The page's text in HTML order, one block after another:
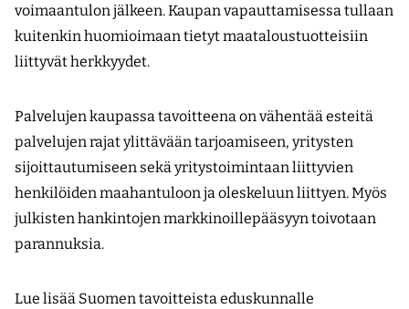
voimaantulon jälkeen. Kaupan vapauttamisessa tullaan
kuitenkin huomioimaan tietyt maataloustuotteisiin
liittyvät herkkyydet.
Palvelujen kaupassa tavoitteena on vähentää esteitä
palvelujen rajat ylittävään tarjoamiseen, yritysten
sijoittautumiseen sekä yritystoimintaan liittyvien
henkilöiden maahantuloon ja oleskeluun liittyen. Myös
julkisten hankintojen markkinoillepääsyyn toivotaan
parannuksia.
Lue lisää Suomen tavoitteista eduskunnalle